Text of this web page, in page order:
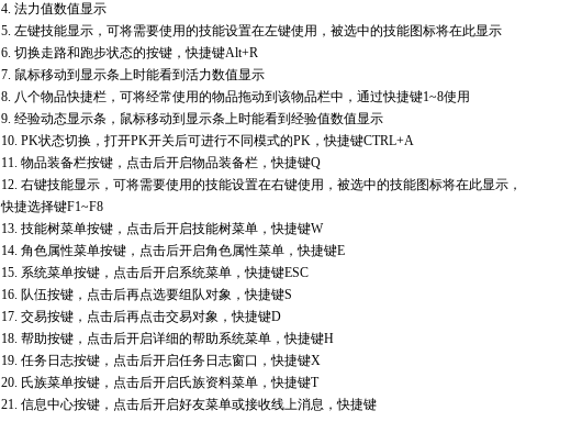
4. 法力值数值显示
5. 左键技能显示，可将需要使用的技能设置在左键使用，被选中的技能图标将在此显示
6. 切换走路和跑步状态的按键，快捷键Alt+R
7. 鼠标移动到显示条上时能看到活力数值显示
8. 八个物品快捷栏，可将经常使用的物品拖动到该物品栏中，通过快捷键1~8使用
9. 经验动态显示条，鼠标移动到显示条上时能看到经验值数值显示
10. PK状态切换，打开PK开关后可进行不同模式的PK，快捷键CTRL+A
11. 物品装备栏按键，点击后开启物品装备栏，快捷键Q
12. 右键技能显示，可将需要使用的技能设置在右键使用，被选中的技能图标将在此显示，
快捷选择键F1~F8
13. 技能树菜单按键，点击后开启技能树菜单，快捷键W
14. 角色属性菜单按键，点击后开启角色属性菜单，快捷键E
15. 系统菜单按键，点击后开启系统菜单，快捷键ESC
16. 队伍按键，点击后再点选要组队对象，快捷键S
17. 交易按键，点击后再点击交易对象，快捷键D
18. 帮助按键，点击后开启详细的帮助系统菜单，快捷键H
19. 任务日志按键，点击后开启任务日志窗口，快捷键X
20. 氏族菜单按键，点击后开启氏族资料菜单，快捷键T
21. 信息中心按键，点击后开启好友菜单或接收线上消息，快捷键